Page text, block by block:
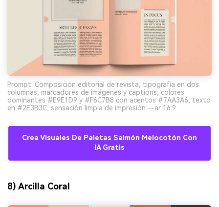
Prompt: Composición editorial de revista, tipografía en dos
columnas, marcadores de imágenes y captions, colores
dominantes #E9E1D9 y #F6C7B8 con acentos #7AA3A6, texto
en #2E3B3C, sensación limpia de impresión --ar 16:9
Crea Visuales De Paletas Salmón Melocotón Con
IA Gratis
8) Arcilla Coral